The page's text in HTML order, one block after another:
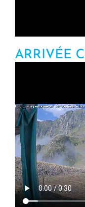
ARRIVÉE